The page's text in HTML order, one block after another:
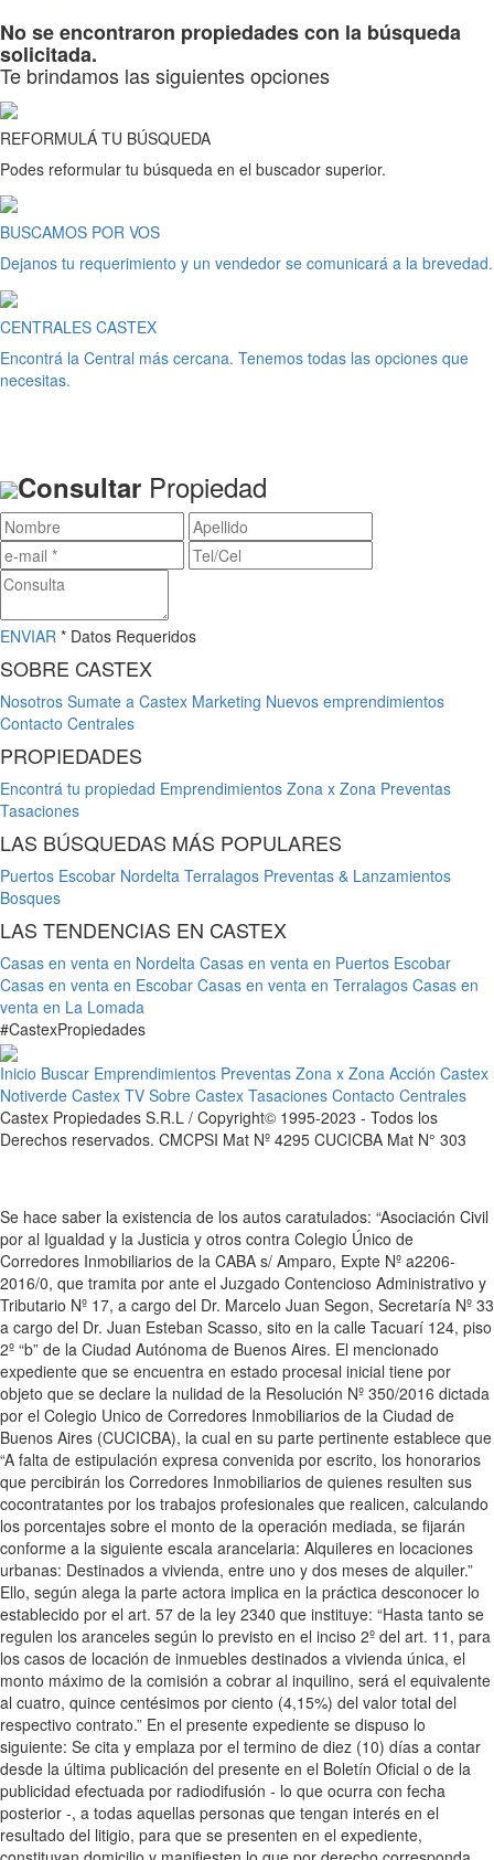
No se encontraron propiedades con la búsqueda
solicitada.
Te brindamos las siguientes opciones
REFORMULÁ TU BÚSQUEDA
Podes reformular tu búsqueda en el buscador superior.
BUSCAMOS POR VOS
Dejanos tu requerimiento y un vendedor se comunicará a la brevedad.
CENTRALES CASTEX
Encontrá la Central más cercana. Tenemos todas las opciones que
necesitas.
Consultar Propiedad
ENVIAR * Datos Requeridos
SOBRE CASTEX
Nosotros Sumate a Castex Marketing Nuevos emprendimientos
Contacto Centrales
PROPIEDADES
Encontrá tu propiedad Emprendimientos Zona x Zona Preventas
Tasaciones
LAS BÚSQUEDAS MÁS POPULARES
Puertos Escobar Nordelta Terralagos Preventas & Lanzamientos
Bosques
LAS TENDENCIAS EN CASTEX
Casas en venta en Nordelta Casas en venta en Puertos Escobar
Casas en venta en Escobar Casas en venta en Terralagos Casas en
venta en La Lomada
#CastexPropiedades
Inicio Buscar Emprendimientos Preventas Zona x Zona Acción Castex
Notiverde Castex TV Sobre Castex Tasaciones Contacto Centrales
Castex Propiedades S.R.L / Copyright© 1995-2023 - Todos los
Derechos reservados. CMCPSI Mat Nº 4295 CUCICBA Mat N° 303
Se hace saber la existencia de los autos caratulados: “Asociación Civil
por al Igualdad y la Justicia y otros contra Colegio Único de
Corredores Inmobiliarios de la CABA s/ Amparo, Expte Nº a2206-
2016/0, que tramita por ante el Juzgado Contencioso Administrativo y
Tributario Nº 17, a cargo del Dr. Marcelo Juan Segon, Secretaría Nº 33
a cargo del Dr. Juan Esteban Scasso, sito en la calle Tacuarí 124, piso
2º “b” de la Ciudad Autónoma de Buenos Aires. El mencionado
expediente que se encuentra en estado procesal inicial tiene por
objeto que se declare la nulidad de la Resolución Nº 350/2016 dictada
por el Colegio Unico de Corredores Inmobiliarios de la Ciudad de
Buenos Aires (CUCICBA), la cual en su parte pertinente establece que
“A falta de estipulación expresa convenida por escrito, los honorarios
que percibirán los Corredores Inmobiliarios de quienes resulten sus
cocontratantes por los trabajos profesionales que realicen, calculando
los porcentajes sobre el monto de la operación mediada, se fijarán
conforme a la siguiente escala arancelaria: Alquileres en locaciones
urbanas: Destinados a vivienda, entre uno y dos meses de alquiler.”
Ello, según alega la parte actora implica en la práctica desconocer lo
establecido por el art. 57 de la ley 2340 que instituye: “Hasta tanto se
regulen los aranceles según lo previsto en el inciso 2º del art. 11, para
los casos de locación de inmuebles destinados a vivienda única, el
monto máximo de la comisión a cobrar al inquilino, será el equivalente
al cuatro, quince centésimos por ciento (4,15%) del valor total del
respectivo contrato.” En el presente expediente se dispuso lo
siguiente: Se cita y emplaza por el termino de diez (10) días a contar
desde la última publicación del presente en el Boletín Oficial o de la
publicidad efectuada por radiodifusión - lo que ocurra con fecha
posterior -, a todas aquellas personas que tengan interés en el
resultado del litigio, para que se presenten en el expediente,